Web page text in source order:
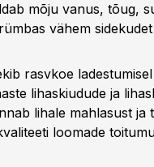
mõju vanus, tõug,
vähem
rasvkoe
lihaskiudude ja
lihale mahlasust ja
loomade